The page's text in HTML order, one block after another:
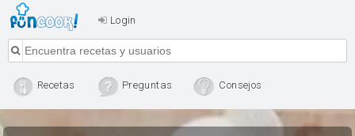
Login
Recetas Preguntas Consejos